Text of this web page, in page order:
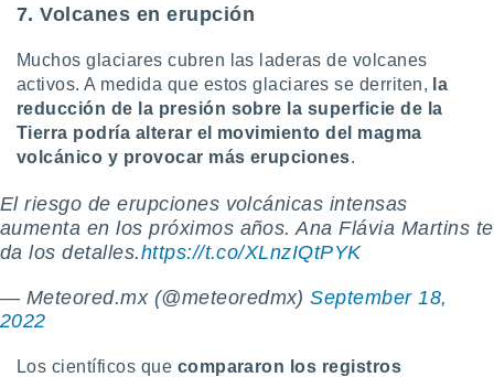
7. Volcanes en erupción
Muchos glaciares cubren las laderas de volcanes
activos. A medida que estos glaciares se derriten, la
reducción de la presión sobre la superficie de la
Tierra podría alterar el movimiento del magma
volcánico y provocar más erupciones.
El riesgo de erupciones volcánicas intensas
aumenta en los próximos años. Ana Flávia Martins te
da los detalles.https://t.co/XLnzIQtPYK
— Meteored.mx (@meteoredmx)September 18,
2022
Los científicos que compararon los registros